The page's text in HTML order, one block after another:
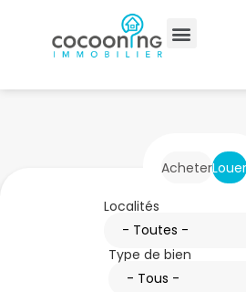
AcheterLouer
Localités
Type de bien